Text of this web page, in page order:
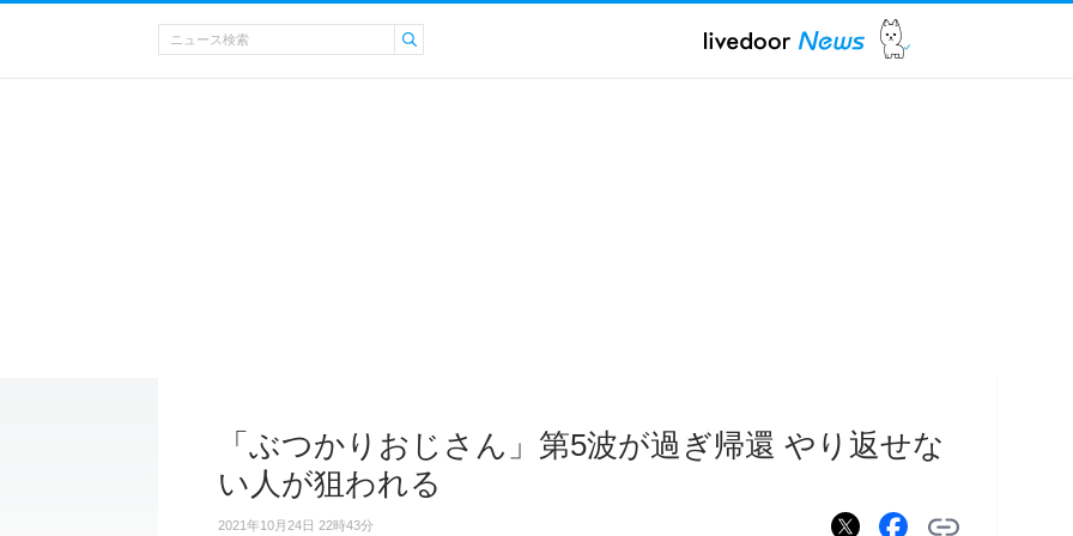
「ぶつかりおじさん」第5波が過ぎ帰還 やり返せな
い人が狙われる
2021年10月24日 22時43分